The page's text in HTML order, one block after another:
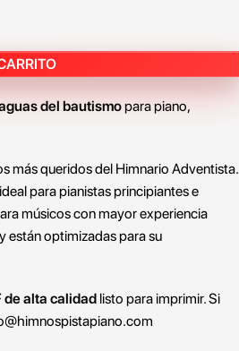
del bautismopara piano,
más queridos del Himnario Adventista.
para pianistas principiantes e
músicos con mayor experiencia
están optimizadas para su
de alta calidad listo para imprimir. Si